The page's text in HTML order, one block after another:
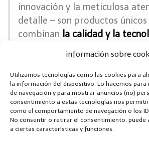
información sobre
Utilizamos tecnologías como las cookies para
la información del dispositivo. Lo hacemos para
de navegación y para mostrar anuncios (no)
consentimiento a estas tecnologías nos
como el comportamiento de navegación o los
No consentir o retirar el consentimiento, puede
a ciertas características y funciones.
innovación y la meticulosa
detalle – son productos únicos
combinan la calidad y la
maestros artesanos de
Información tomada de www.Smeg.es/